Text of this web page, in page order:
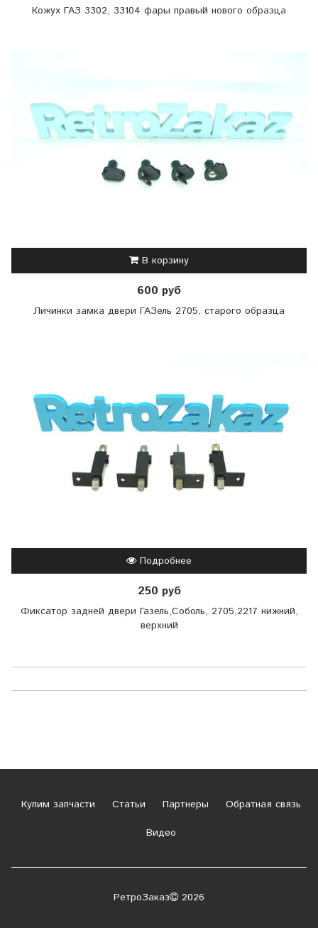
Кожух ГАЗ 3302, 33104 фары правый нового образца
В корзину
600 руб
Личинки замка двери ГАЗель 2705, старого образца
Подробнее
250 руб
Фиксатор задней двери Газель,Соболь, 2705,2217 нижний,
верхний
Купим запчасти Статьи Партнеры
Обратная связь
Видео
РетроЗаказ 2026